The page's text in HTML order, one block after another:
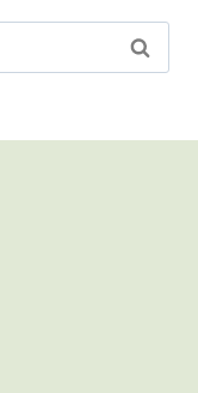
Cerca